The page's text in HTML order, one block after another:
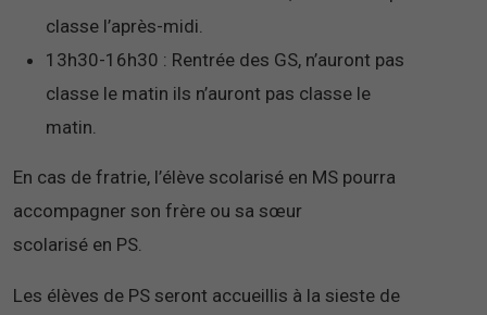
classe l’après-midi.
13h30-16h30 : Rentrée des GS, n’auront pas
classe le matin ils n’auront pas classe le
matin.
En cas de fratrie, l’élève scolarisé en MS pourra
accompagner son frère ou sa sœur
scolarisé en PS.
Les élèves de PS seront accueillis à la sieste de